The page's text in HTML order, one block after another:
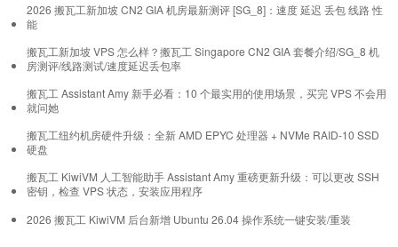
2026 搬瓦工新加坡 CN2 GIA 机房最新测评 [SG_8]：速度 延迟 丢包 线路 性
能
搬瓦工新加坡 VPS 怎么样？搬瓦工 Singapore CN2 GIA 套餐介绍/SG_8 机
房测评/线路测试/速度延迟丢包率
搬瓦工 Assistant Amy 新手必看：10 个最实用的使用场景，买完 VPS 不会用
就问她
搬瓦工纽约机房硬件升级：全新 AMD EPYC 处理器 + NVMe RAID-10 SSD
硬盘
搬瓦工 KiwiVM 人工智能助手 Assistant Amy 重磅更新升级：可以更改 SSH
密钥，检查 VPS 状态，安装应用程序
2026 搬瓦工 KiwiVM 后台新增 Ubuntu 26.04 操作系统一键安装/重装